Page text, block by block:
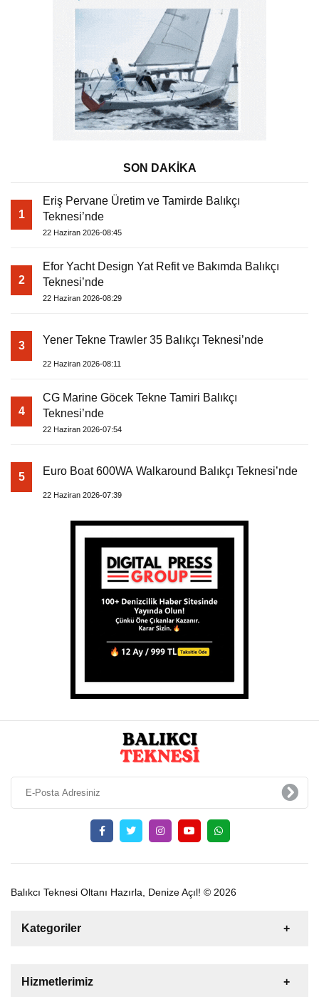
SON DAKİKA
1
Eriş Pervane Üretim ve Tamirde Balıkçı
Teknesi’nde
22 Haziran 2026-08:45
2
Efor Yacht Design Yat Refit ve Bakımda Balıkçı
Teknesi’nde
22 Haziran 2026-08:29
3 Yener Tekne Trawler 35 Balıkçı Teknesi’nde
22 Haziran 2026-08:11
4
CG Marine Göcek Tekne Tamiri Balıkçı
Teknesi’nde
22 Haziran 2026-07:54
5 Euro Boat 600WA Walkaround Balıkçı Teknesi’nde
22 Haziran 2026-07:39
Balıkcı Teknesi Oltanı Hazırla, Denize Açıl! © 2026
Kategoriler
Tekne
Hizmetlerimiz